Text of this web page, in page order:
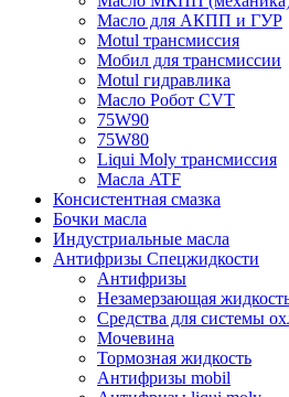
Масло для АКПП и ГУР
Motul трансмиссия
Мобил для трансмиссии
Motul гидравлика
Масло Робот CVT
75W90
75W80
Liqui Moly трансмиссия
Масла ATF
Консистентная смазка
Бочки масла
Индустриальные масла
Антифризы Спецжидкости
Антифризы
Незамерзающая
Средства для системы
Мочевина
Тормозная жидкость
Антифризы mobil